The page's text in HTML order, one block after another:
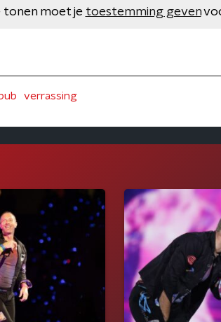
tonen moet je toestemming geven
verrassing